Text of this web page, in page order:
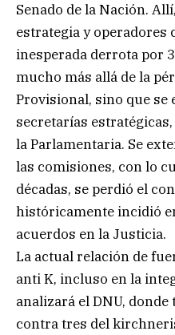
Senado de la Nación.
estrategia y operadores
inesperada derrota por
mucho más allá de la
Provisional, sino que se
secretarías
la Parlamentaria. Se
las comisiones, con lo
décadas, se perdió el
históricamente incidió
acuerdos en la Justicia.
La actual relación de
anti K, incluso en la
analizará el DNU,
contra tres del